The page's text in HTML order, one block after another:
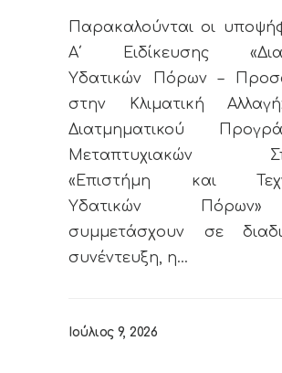
Παρακαλούνται οι
Α΄ Ειδίκευσης
Υδατικών Πόρων –
στην Κλιματική
Διατμηματικού
Μεταπτυχιακών
«Επιστήμη και
Υδατικών
συμμετάσχουν σε
συνέντευξη, η…
Ιούλιος 9, 2026